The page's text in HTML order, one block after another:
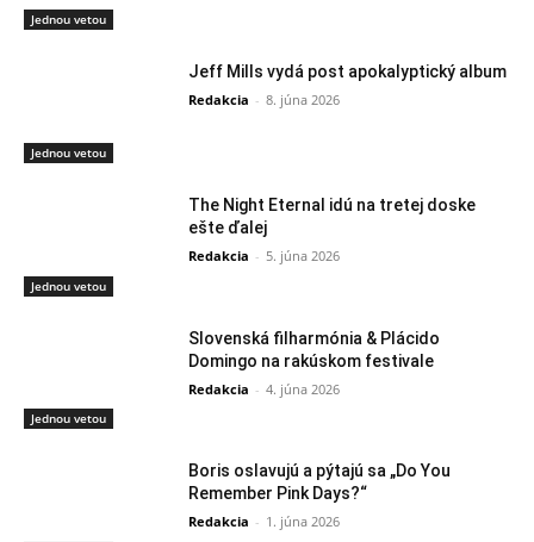
Jednou vetou
Jednou vetou
Jeff Mills vydá post apokalyptický album
Redakcia - 8. júna 2026
Jednou vetou
The Night Eternal idú na tretej doske
ešte ďalej
Redakcia - 5. júna 2026
Jednou vetou
Slovenská filharmónia & Plácido
Domingo na rakúskom festivale
Redakcia - 4. júna 2026
Boris oslavujú a pýtajú sa „Do You
Remember Pink Days?“
Redakcia - 1. júna 2026